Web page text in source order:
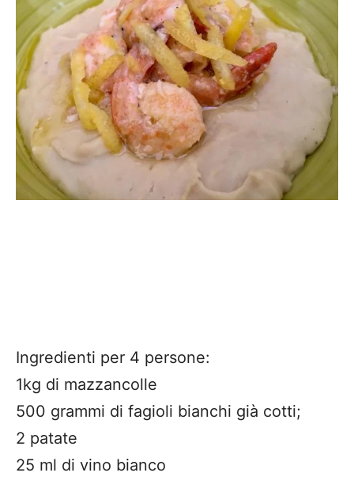
Ingredienti per 4 persone:
1kg di mazzancolle
500 grammi di fagioli bianchi già cotti;
2 patate
25 ml di vino bianco